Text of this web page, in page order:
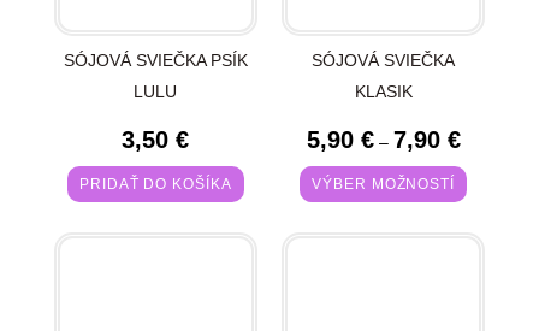
SÓJOVÁ SVIEČKA PSÍK
LULU
3,50€
PRIDAŤ DO KOŠÍKA
SÓJOVÁ SVIEČKA
KLASIK
5,90 € – 7,90 €
VÝBER MOŽNOSTÍ